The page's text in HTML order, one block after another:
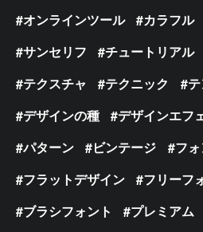
オンラインツール
カラフル
サンセリフ
チュートリアル
テクスチャ
テクニック
デザインの種
デザインエフ
パターン
ビンテージ
フォ
フラットデザイン
フリーフ
ブラシフォント
プレミアム